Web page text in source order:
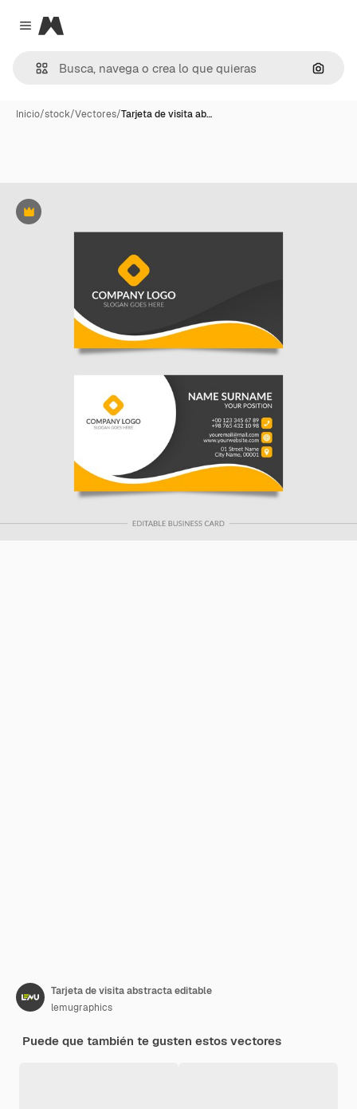
Close menu
Magnific
Inicio/stock/Vectores/Tarjeta de visita ab…
Premium
Tarjeta de visita abstracta editable
lemugraphics
Puede que también te gusten estos vectores